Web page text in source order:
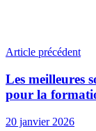
Article précédent
Les meilleures
pour la
20 janvier 2026